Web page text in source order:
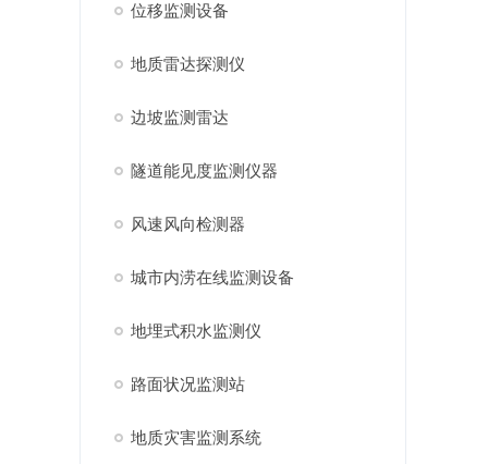
位移监测设备
地质雷达探测仪
边坡监测雷达
隧道能见度监测仪器
风速风向检测器
城市内涝在线监测设备
地埋式积水监测仪
路面状况监测站
地质灾害监测系统